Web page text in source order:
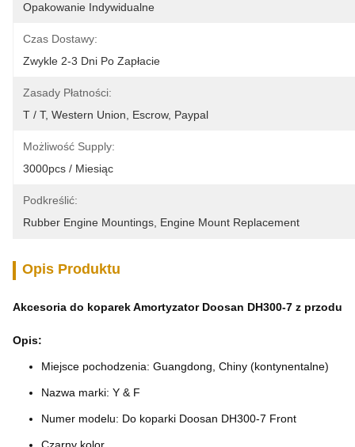
Opakowanie Indywidualne
Czas Dostawy:
Zwykle 2-3 Dni Po Zapłacie
Zasady Płatności:
T / T, Western Union, Escrow, Paypal
Możliwość Supply:
3000pcs / Miesiąc
Podkreślić:
Rubber Engine Mountings Engine Mount Replacement
Opis Produktu
Akcesoria do koparek Amortyzator Doosan DH300-7 z przodu
Opis:
Miejsce pochodzenia: Guangdong, Chiny (kontynentalne)
Nazwa marki: Y & F
Numer modelu: Do koparki Doosan DH300-7 Front